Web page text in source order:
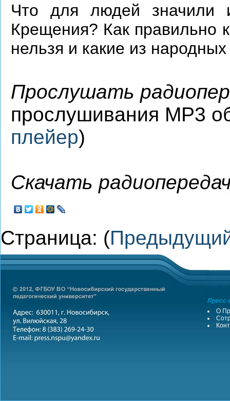
Что для людей значили
Крещения? Как правильно
нельзя и какие из
Прослушать
прослушивания MP3
плейер)
Скачать
Страница: (
О